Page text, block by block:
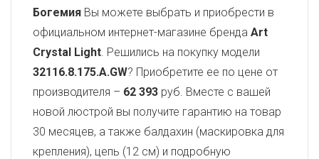
Богемия Вы можете выбрать и приобрести в
официальном интернет-магазине бренда Art
Crystal Light. Решились на покупку модели
32116.8.175.A.GW? Приобретите ее по цене от
производителя – 62 393 руб. Вместе с вашей
новой люстрой вы получите гарантию на товар
30 месяцев, а также балдахин (маскировка для
крепления), цепь (12 см) и подробную